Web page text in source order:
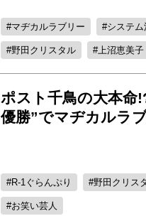
マヂカルラブリー システム
野田クリスタル 上沼恵美子
ポスト千鳥の大本命
優勝”でマヂカルラ
R-1ぐらんぷり 野田クリス
お笑い芸人